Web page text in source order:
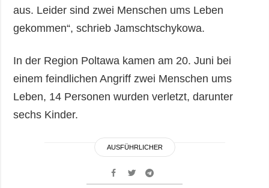
aus. Leider sind zwei Menschen ums Leben
gekommen“, schrieb Jamschtschykowa.
In der Region Poltawa kamen am 20. Juni bei
einem feindlichen Angriff zwei Menschen ums
Leben, 14 Personen wurden verletzt, darunter
sechs Kinder.
AUSFÜHRLICHER